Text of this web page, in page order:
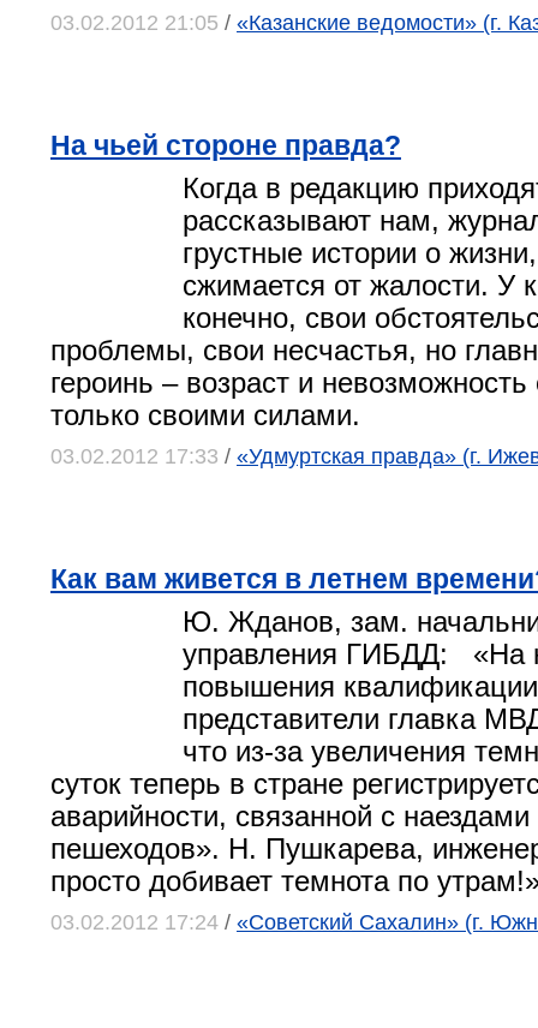
03.02.2012 21:05 / «Казанские ведомости» (г.
На чьей стороне правда?
Когда в редакцию
рассказывают нам,
грустные истории о
сжимается от жалости. У
конечно, свои
проблемы, свои несчастья, но
героинь – возраст и невозможность
только своими силами.
03.02.2012 17:33 / «Удмуртская правда» (г.
Как вам живется в летнем
Ю. Жданов, зам.
управления ГИБДД: «На
повышения
представители главка
что из-за увеличения
суток теперь в стране
аварийности, связанной с наездами
пешеходов». Н. Пушкарева,
просто добивает темнота по
03.02.2012 17:24 / «Советский Сахалин» (г.